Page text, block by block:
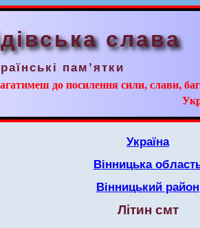
слава
пам’ятки
до посилення сили, слави,
Україна
Вінницька
Вінницький район
Літин смт